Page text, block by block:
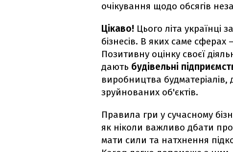
очікування щодо обсягів
Цікаво! Цього літа українці
бізнесів. В яких саме сферах
Позитивну оцінку своєї
дають будівельні
виробництва
зруйнованих об'єктів.
Правила гри у сучасному
як ніколи важливо дбати
мати сили та натхнення